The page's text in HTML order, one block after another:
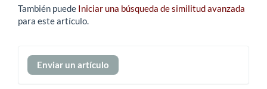
También puede Iniciar una búsqueda de similitud avanzada
para este artículo.
Enviar
un
Enviar un artículo